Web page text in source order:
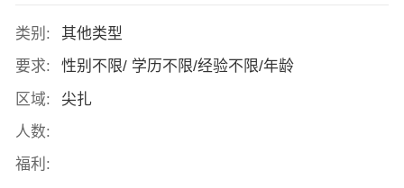
类别:
其他类型
要求:
性别不限/ 学历不限/经验不限/年龄
区域:
尖扎
人数:
福利: